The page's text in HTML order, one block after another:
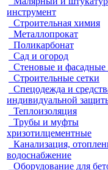
инструмент
Строительная химия
Металлопрокат
Поликарбонат
Сад и огород
Стеновые и фасадные
Строительные сетки
Спецодежда и
индивидуальной
Теплоизоляция
Трубы и муфты
хризотилцементные
Канализация,
водоснабжение
Оборудование для